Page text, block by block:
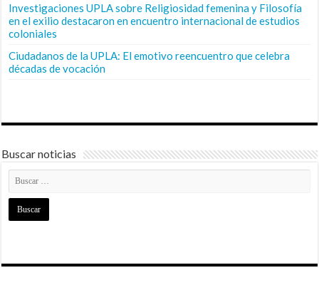
Investigaciones UPLA sobre Religiosidad femenina y Filosofía
en el exilio destacaron en encuentro internacional de estudios
coloniales
Ciudadanos de la UPLA: El emotivo reencuentro que celebra
décadas de vocación
Buscar noticias